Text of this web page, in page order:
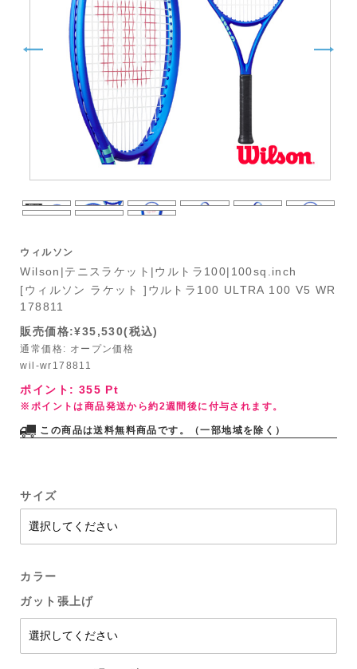
ウィルソン
Wilson|テニスラケット|ウルトラ100|100sq.inch
[ウィルソン ラケット ]ウルトラ100 ULTRA 100 V5 WR
178811
販売価格:¥35,530(税込)
通常価格: オープン価格
wil-wr178811
ポイント: 355 Pt
※ポイントは商品発送から約2週間後に付与されます。
この商品は送料無料商品です。（一部地域を除く）
サイズ
カラー
ガット張上げ